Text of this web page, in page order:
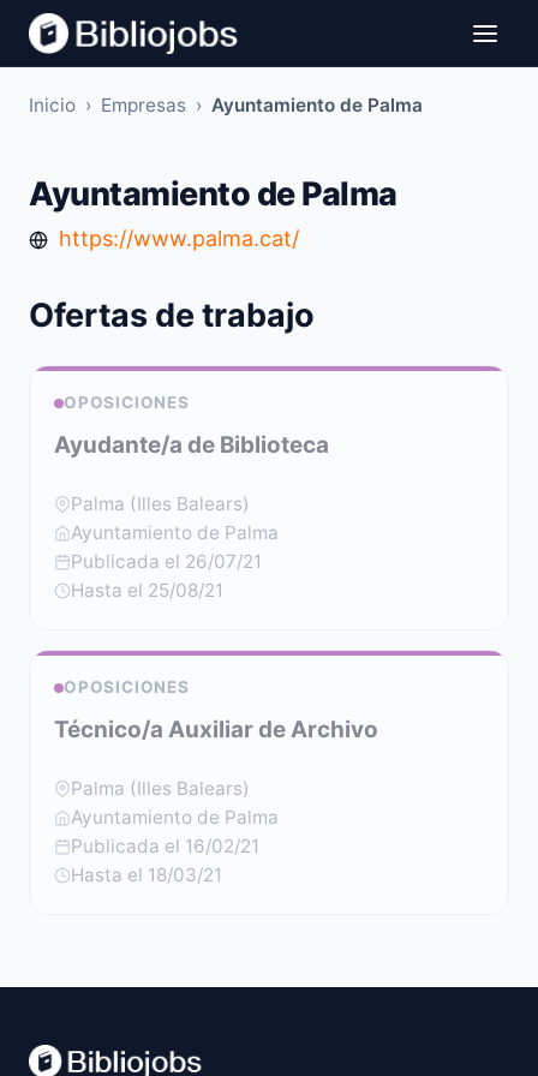
Inicio › Empresas › Ayuntamiento de Palma
Ayuntamiento de Palma
https://www.palma.cat/
Ofertas de trabajo
OPOSICIONES
Ayudante/a de Biblioteca
Palma (Illes Balears)
Ayuntamiento de Palma
Publicada el 26/07/21
Hasta el 25/08/21
OPOSICIONES
Técnico/a Auxiliar de Archivo
Palma (Illes Balears)
Ayuntamiento de Palma
Publicada el 16/02/21
Hasta el 18/03/21